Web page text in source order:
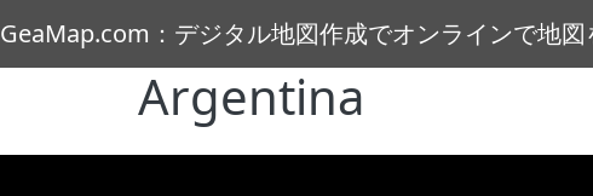
GeaMap.com：デジタル地図作成でオンラインで地図
Argentina